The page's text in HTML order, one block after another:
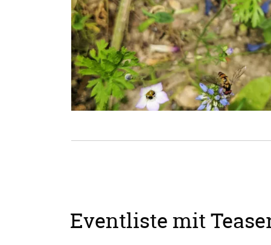
Eventliste mit